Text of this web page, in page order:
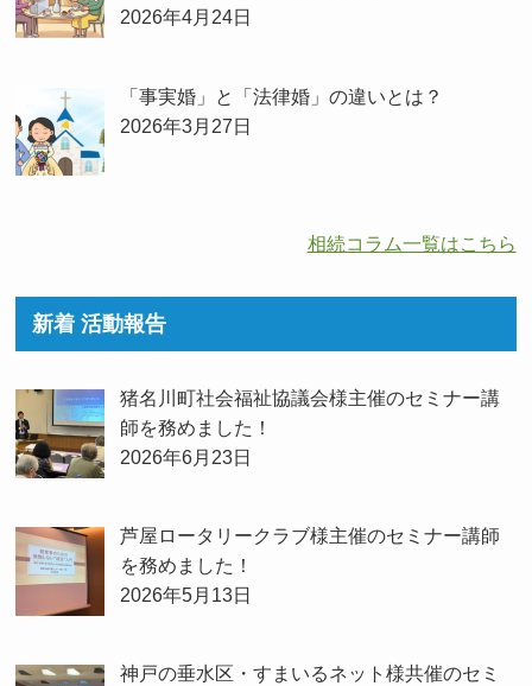
2026年4月24日
「事実婚」と「法律婚」の違いとは？
2026年3月27日
相続コラム一覧はこちら
新着 活動報告
猪名川町社会福祉協議会様主催のセミナー講
師を務めました！
2026年6月23日
芦屋ロータリークラブ様主催のセミナー講師
を務めました！
2026年5月13日
神戸の垂水区・すまいるネット様共催のセミ